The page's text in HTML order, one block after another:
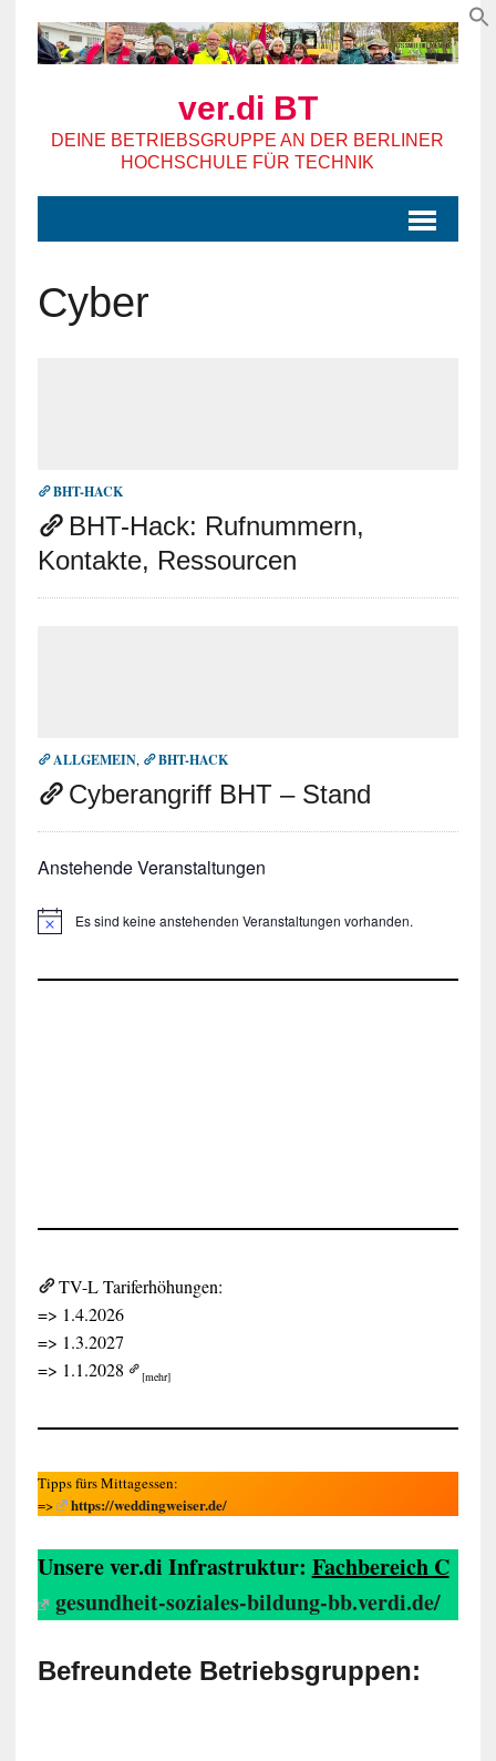
ver.di BT
DEINE BETRIEBSGRUPPE AN DER BERLINER
HOCHSCHULE FÜR TECHNIK
Cyber
BHT-HACK
BHT-Hack: Rufnummern,
Kontakte, Ressourcen
ALLGEMEIN, BHT-HACK
Cyberangriff BHT – Stand
Anstehende Veranstaltungen
H
w
Es sind keine anstehenden Veranstaltungen vorhanden.
TV-L Tariferhöhungen:
=> 1.4.2026
=> 1.3.2027
=> 1.1.2028
[mehr]
Tipps fürs Mittagessen:
=>
https://weddingweiser.de/
Unsere ver.di Infrastruktur: Fachbereich C
gesundheit-soziales-bildung-bb.verdi.de/
Befreundete Betriebsgruppen: